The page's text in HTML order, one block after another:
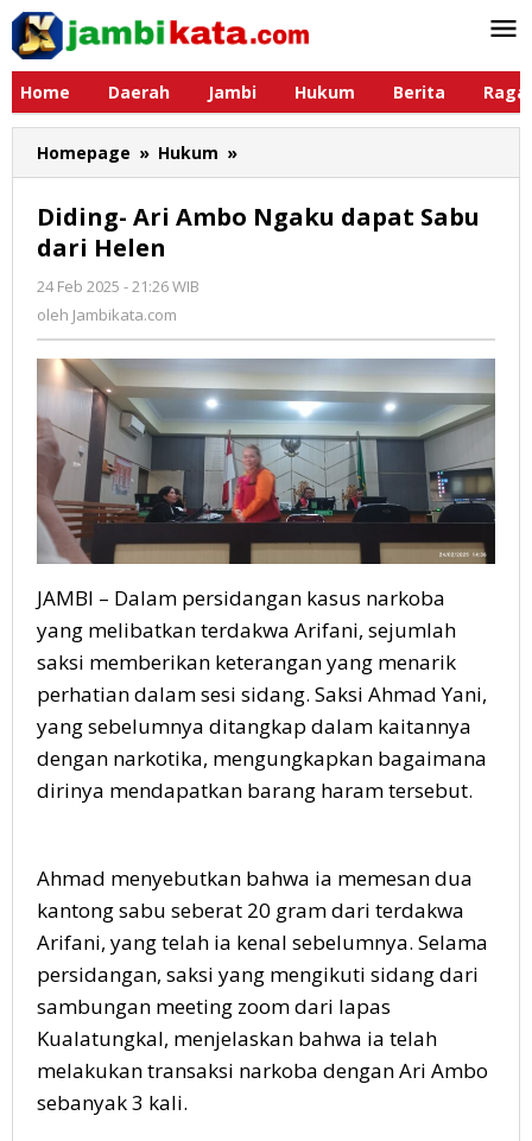
Lewati
konten
Home
Daerah Jambi Hukum Berita
Homepage » Hukum »
Ari
Ngaku
Diding- Ari Ambo Ngaku dapat Sabu
dari Helen
24 Feb 2025 - 21:26 WIB
oleh Jambikata.com
JAMBI – Dalam persidangan kasus narkoba
yang melibatkan terdakwa Arifani, sejumlah
saksi memberikan keterangan yang menarik
perhatian dalam sesi sidang. Saksi Ahmad Yani,
yang sebelumnya ditangkap dalam kaitannya
dengan narkotika, mengungkapkan bagaimana
dirinya mendapatkan barang haram tersebut.
Ahmad menyebutkan bahwa ia memesan dua
kantong sabu seberat 20 gram dari terdakwa
Arifani, yang telah ia kenal sebelumnya. Selama
persidangan, saksi yang mengikuti sidang dari
sambungan meeting zoom dari lapas
Kualatungkal, menjelaskan bahwa ia telah
melakukan transaksi narkoba dengan Ari Ambo
sebanyak 3 kali.